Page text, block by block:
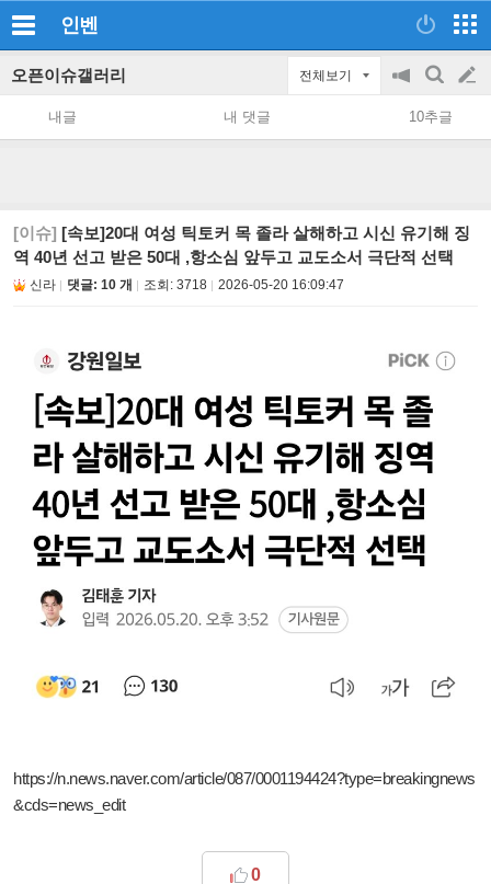
인벤
오픈이슈갤러리 전체보기
공
지
on/off
검
색
글
쓰
내글 내 댓글 10추글
[이슈] [속보]20대 여성 틱토커 목 졸라 살해하고 시신 유기해 징
역 40년 선고 받은 50대 ,항소심 앞두고 교도소서 극단적 선택
신라 댓글: 10 개 조회: 3718 2026-05-20 16:09:47
https://n.news.naver.com/article/087/0001194424?type=breakingnews
&cds=news_edit
0